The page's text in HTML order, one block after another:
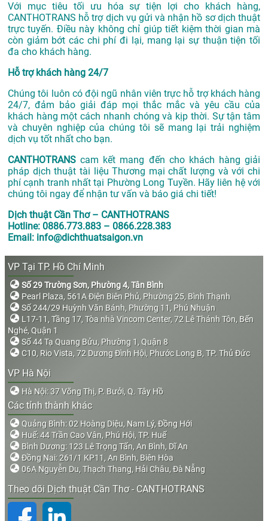
Với mục tiêu tối ưu hóa sự tiện lợi cho khách hàng,
CANTHOTRANS hỗ trợ dịch vụ gửi và nhận hồ sơ dịch thuật
trực tuyến. Điều này không chỉ giúp tiết kiệm thời gian mà
còn giảm bớt các chi phí đi lại, mang lại sự thuận tiện tối
đa cho khách hàng.
Hỗ trợ khách hàng 24/7
Chúng tôi luôn có đội ngũ nhân viên trực hỗ trợ khách hàng
24/7, đảm bảo giải đáp mọi thắc mắc và yêu cầu của
khách hàng một cách nhanh chóng và kịp thời. Sự tận tâm
và chuyên nghiệp của chúng tôi sẽ mang lại trải nghiệm
dịch vụ tốt nhất cho bạn.
CANTHOTRANS cam kết mang đến cho khách hàng giải
pháp dịch thuật tài liệu Thương mại chất lượng và với chi
phí cạnh tranh nhất tại Phường Long Tuyền. Hãy liên hệ với
chúng tôi ngay để nhận tư vấn và báo giá chi tiết!
Dịch thuật Cần Thơ – CANTHOTRANS
Hotline: 0886.773.883 – 0866.228.383
Email: info@dichthuatsaigon.vn
VP Tại TP. Hồ Chí Minh
Số 29 Trường Sơn, Phường 4, Tân Bình
Pearl Plaza, 561A Điện Biên Phủ, Phường 25, Bình Thạnh
Số 244/29 Huỳnh Văn Bánh, Phường 11, Phú Nhuận
L17-11, Tầng 17, Tòa nhà Vincom Center, 72 Lê Thánh Tôn, Bến
Nghé, Quận 1
Số 44 Tạ Quang Bửu, Phường 1, Quận 8
C10, Rio Vista, 72 Dương Đình Hội, Phước Long B, TP. Thủ Đức
VP Hà Nội
Hà Nội: 37 Võng Thị, P. Bưởi, Q. Tây Hồ
Các tỉnh thành khác
Quảng Bình: 02 Hoàng Diệu, Nam Lý, Đồng Hới
Huế: 44 Trần Cao Vân, Phú Hội, TP. Huế
Bình Dương: 123 Lê Trọng Tấn, An Bình, Dĩ An
Đồng Nai: 261/1 KP11, An Bình, Biên Hòa
06A Nguyễn Du, Thạch Thang, Hải Châu, Đà Nẵng
Theo dõi Dịch thuật Cần Thơ - CANTHOTRANS